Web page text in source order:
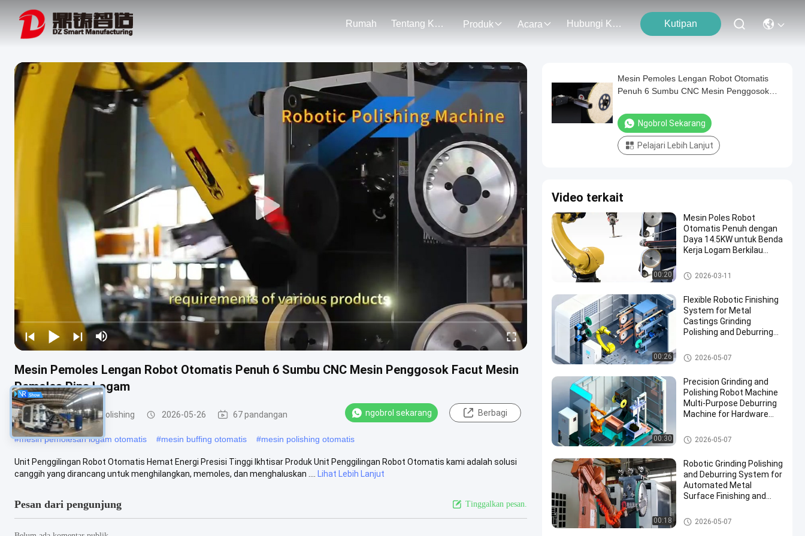
Rumah Tentang Kami Produk Acara Hubungi Kami Kutipan
Mesin Pemoles Lengan Robot Otomatis Penuh 6 Sumbu CNC Mesin Penggosok Facut Mesin
Pemoles Pipa Logam
mesin grinding dan polishing 2026-05-26 67 pandangan ngobrol sekarang Berbagi
#mesin pemolesan logam otomatis #mesin buffing otomatis #mesin polishing otomatis
Unit Penggilingan Robot Otomatis Hemat Energi Presisi Tinggi Ikhtisar Produk Unit Penggilingan Robot Otomatis kami adalah solusi
canggih yang dirancang untuk menghilangkan, memoles, dan menghaluskan ....
Lihat Lebih Lanjut
Pesan dari pengunjung Tinggalkan pesan.
Mesin Pemoles Lengan Robot Otomatis
Penuh 6 Sumbu CNC Mesin Penggosok
Ngobrol Sekarang
Pelajari Lebih Lanjut
Video terkait
00:20
Mesin Poles Robot
Otomatis Penuh dengan
Daya 14.5KW untuk Benda
Kerja Logam Berkilau
Robot Deburring Penggilingan
Dan Mesin Polishing
2026-03-11
00:26
Flexible Robotic Finishing
System for Metal
Castings Grinding
Polishing and Deburring
mesin grinding dan polishing
2026-05-07
00:30
Precision Grinding and
Polishing Robot Machine
Multi-Purpose Deburring
Machine for Hardware
Manufacturing
mesin grinding dan polishing
2026-05-07
00:18
Robotic Grinding Polishing
and Deburring System for
Automated Metal
Surface Finishing and
mesin grinding dan polishing
2026-05-07